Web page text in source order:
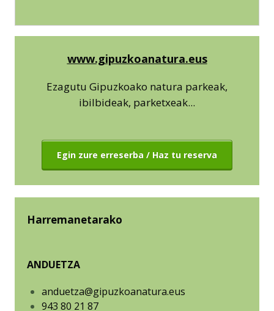
www.gipuzkoanatura.eus
Ezagutu Gipuzkoako natura parkeak,
ibilbideak, parketxeak...
Egin zure erreserba / Haz tu reserva
Harremanetarako
ANDUETZA
anduetza@gipuzkoanatura.eus
943 80 21 87